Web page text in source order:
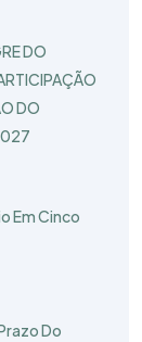
DO
DO
Em Cinco
Do